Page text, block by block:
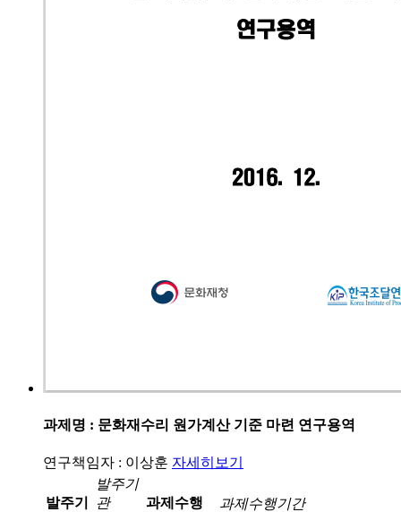
과제명 : 문화재수리 원가계산 기준 마련 연구용역
연구책임자 : 이상훈 자세히보기
발주기
발주기
관
과제수행
과제수행기간